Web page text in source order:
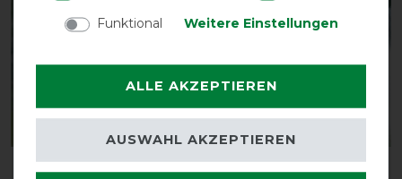
Funktional
Weitere Einstellungen
ALLE AKZEPTIEREN
AUSWAHL AKZEPTIEREN